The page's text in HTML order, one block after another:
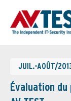
JUIL.-AOÛT/
Évaluation